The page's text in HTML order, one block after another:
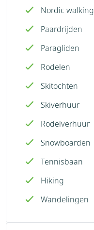
Nordic walking
Paardrijden
Paragliden
Rodelen
Skitochten
Skiverhuur
Rodelverhuur
Snowboarden
Tennisbaan
Hiking
Wandelingen